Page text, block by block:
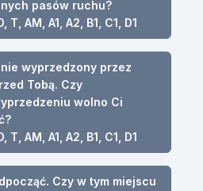
pasów ruchu?
T, AM, A1, A2, B1, C1, D1
wyprzedzony przez
Tobą. Czy
wolno Ci
T, AM, A1, A2, B1, C1, D1
Czy w tym miejscu